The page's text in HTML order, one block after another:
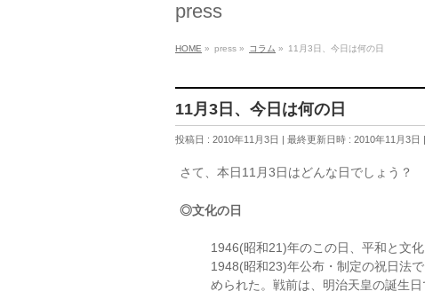
press
HOME » press » コラム » 11月3日、今日は何の日
11月3日、今日は何の日
投稿日 : 2010年11月3日 最終更新日時 : 2010年11月3日
さて、本日11月3日はどんな日でしょう？
◎文化の日
1946(昭和21)年のこの日、平和と文
1948(昭和23)年公布・制定の祝日法
められた。戦前は、明治天皇の誕生